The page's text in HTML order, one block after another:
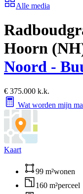
Alle media
Hoorn
Noord -
€ 375.000 k.k.
Wat worden mijn
Kaart
99 m²wonen
160 m²perceel